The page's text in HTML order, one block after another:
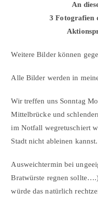
An
3 Fotografien
Weitere Bilder können
Alle Bilder werden in
Wir treffen uns Sonntag
Mittelbrücke und
im Notfall wegretuschiert
Stadt nicht ableinen kannst.
Ausweichtermin bei
Bratwürste regnen
würde das natürlich